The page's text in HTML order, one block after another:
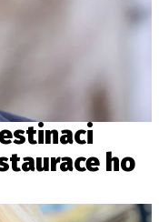
ho